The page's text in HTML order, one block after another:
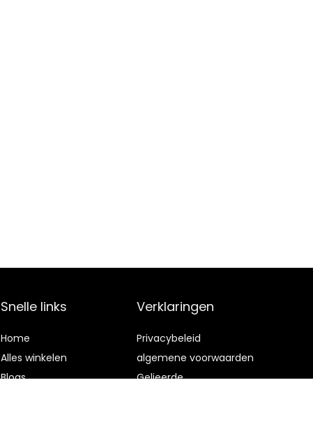
Snelle links
Home
Alles winkelen
Blogs
Verklaringen
Privacybeleid
algemene voorwaarden
Gelieerde